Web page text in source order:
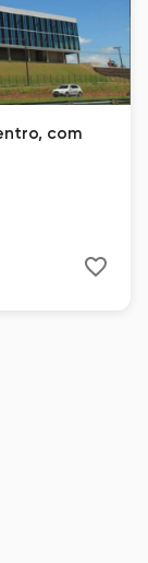
com